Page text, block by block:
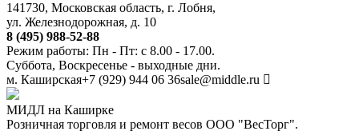
141730, Московская область, г. Лобня,
ул. Железнодорожная, д. 10
8 (495) 988-52-88
Режим работы: Пн - Пт: с 8.00 - 17.00.
Суббота, Воскресенье - выходные дни.
м. Каширская+7 (929) 944 06 36sale@middle.ru
МИДЛ на Каширке
Розничная торговля и ремонт весов ООО "ВесТорг".